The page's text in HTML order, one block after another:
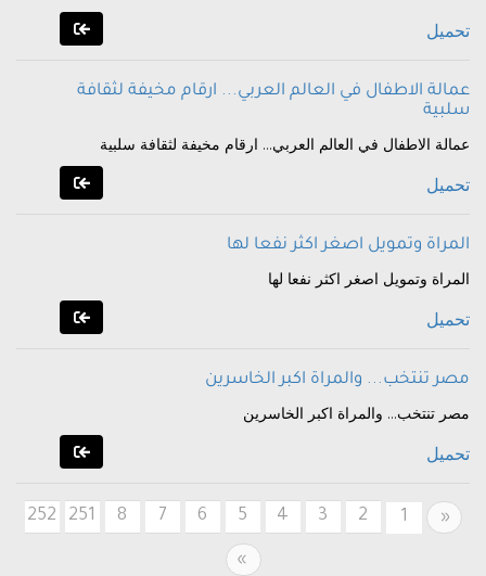
تحميل
عمالة الاطفال في العالم العربي... ارقام مخيفة لثقافة
سلبية
عمالة الاطفال في العالم العربي... ارقام مخيفة لثقافة سلبية
تحميل
المراة وتمويل اصغر اكثر نفعا لها
المراة وتمويل اصغر اكثر نفعا لها
تحميل
مصر تنتخب... والمراة اكبر الخاسرين
مصر تنتخب... والمراة اكبر الخاسرين
تحميل
«
Previous
1
2
3
4
5
6
7
8
251
252
»
Next